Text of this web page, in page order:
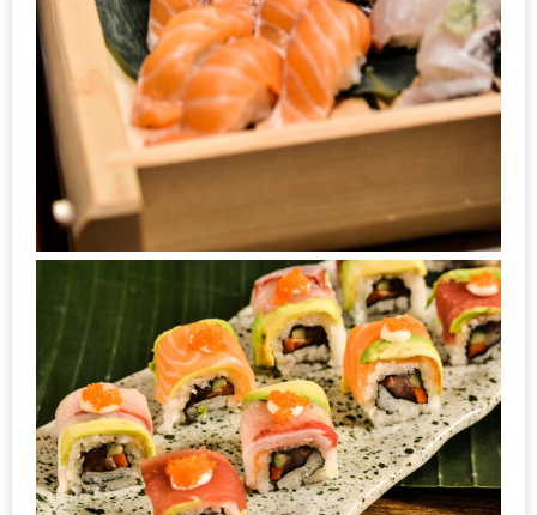
เรา
ไม่
ทำ
อาหาร
ทาน
เอง?
รีวิว
ร้าน
อาหาร
ที่
เข้า